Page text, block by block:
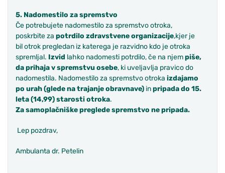
5. Nadomestilo za spremstvo
Če potrebujete nadomestilo za spremstvo otroka,
poskrbite za potrdilo zdravstvene organizacije,kjer je
bil otrok pregledan iz katerega je razvidno kdo je otroka
spremljal. Izvid lahko nadomesti potrdilo, če na njempiše,
da prihaja v spremstvu osebe, ki uveljavlja pravico do
nadomestila. Nadomestilo za spremstvo otroka izdajamo
po urah (glede na trajanje obravnave) inpripadado 15.
leta(14,99)starosti otroka.
Za samoplačniške preglede spremstvo ne pripada.
Lep pozdrav,
Ambulanta dr. Petelin